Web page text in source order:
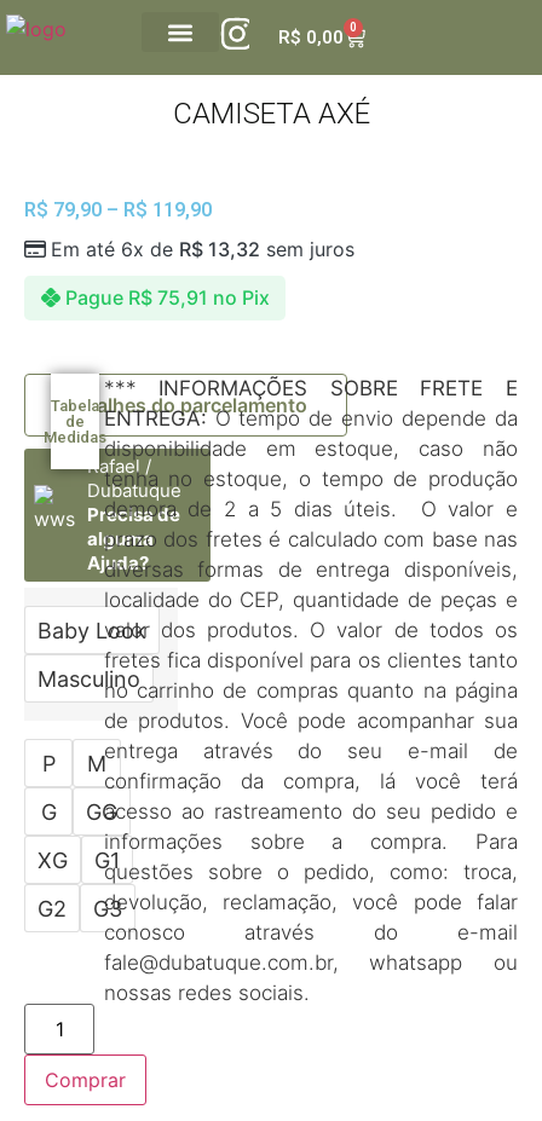
R$ 0,00 0
CAMISETA AXÉ
R$ 79,90 – R$ 119,90
Pague R$75,91 no Pix
Em até 6x de R$ 13,32 sem juros
Detalhes do parcelamento
Rafael /
Dubatuque
Precisa de
alguma
Ajuda?
Baby Look
Masculino
P
M
G
GG
XG
G1
G2
G3
Comprar
Tabela
de
Medidas
*** INFORMAÇÕES SOBRE FRETE E
ENTREGA:O tempo de envio depende da
disponibilidade em estoque, caso não
tenha no estoque, o tempo de produção
demora de 2 a 5 dias úteis. O valor e
prazo dos fretes é calculado com base nas
diversas formas de entrega disponíveis,
localidade do CEP, quantidade de peças e
valor dos produtos. O valor de todos os
fretes fica disponível para os clientes tanto
no carrinho de compras quanto na página
de produtos. Você pode acompanhar sua
entrega através do seu e-mail de
confirmação da compra, lá você terá
acesso ao rastreamento do seu pedido e
informações sobre a compra. Para
questões sobre o pedido, como: troca,
devolução, reclamação, você pode falar
conosco através do e-mail
fale@dubatuque.com.br, whatsapp ou
nossas redes sociais.